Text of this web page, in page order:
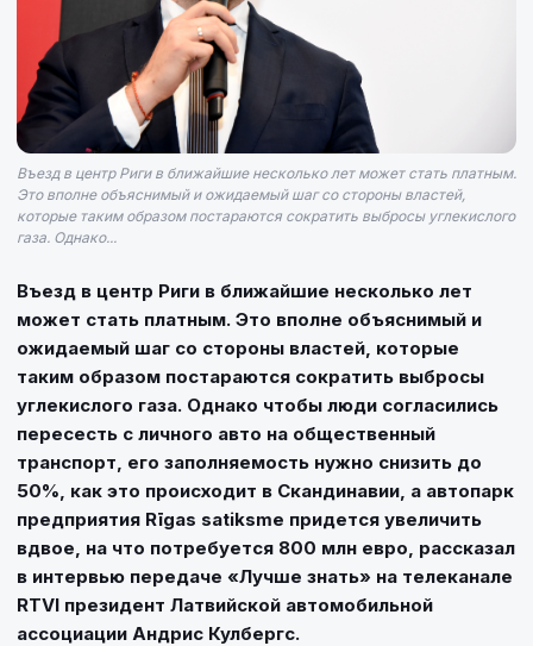
Въезд в центр Риги в ближайшие несколько лет может стать платным.
Это вполне объяснимый и ожидаемый шаг со стороны властей,
которые таким образом постараются сократить выбросы углекислого
газа. Однако...
Въезд в центр Риги в ближайшие несколько лет
может стать платным. Это вполне объяснимый и
ожидаемый шаг со стороны властей, которые
таким образом постараются сократить выбросы
углекислого газа. Однако чтобы люди согласились
пересесть с личного авто на общественный
транспорт, его заполняемость нужно снизить до
50%, как это происходит в Скандинавии, а автопарк
предприятия Rīgas satiksme придется увеличить
вдвое, на что потребуется 800 млн евро, рассказал
в интервью передаче «Лучше знать» на телеканале
RTVI президент Латвийской автомобильной
ассоциации Андрис Кулбергс.